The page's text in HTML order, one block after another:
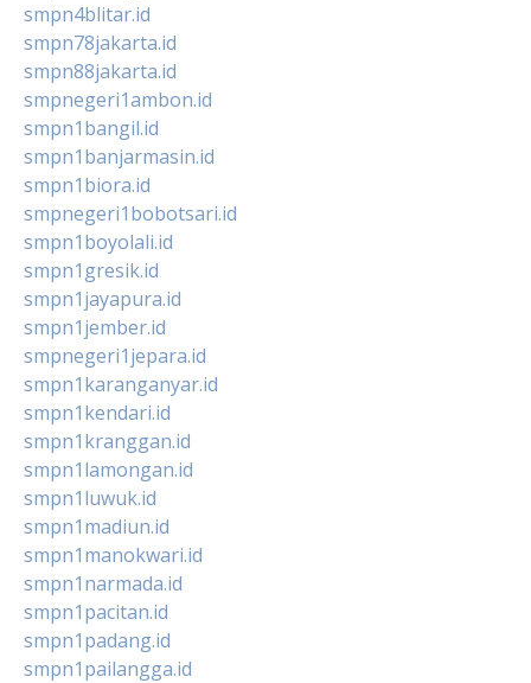
smpn4blitar.id
smpn78jakarta.id
smpn88jakarta.id
smpnegeri1ambon.id
smpn1bangil.id
smpn1banjarmasin.id
smpn1biora.id
smpnegeri1bobotsari.id
smpn1boyolali.id
smpn1gresik.id
smpn1jayapura.id
smpn1jember.id
smpnegeri1jepara.id
smpn1karanganyar.id
smpn1kendari.id
smpn1kranggan.id
smpn1lamongan.id
smpn1luwuk.id
smpn1madiun.id
smpn1manokwari.id
smpn1narmada.id
smpn1pacitan.id
smpn1padang.id
smpn1pailangga.id